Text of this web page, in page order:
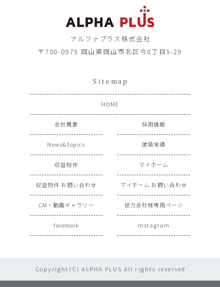
アルファプラス株式会社
〒700-0975 岡山県岡山市北区今8丁目5-29
Sitemap
HOME
会社概要 採用情報
News&Topics 建築実績
収益物件 マイホーム
収益物件 お問い合わせ マイホーム お問い合わせ
CM・動画ギャラリー 協力会社様専用ページ
facebook Instagram
Copyright(C) ALPHA PLUS All rights reserved